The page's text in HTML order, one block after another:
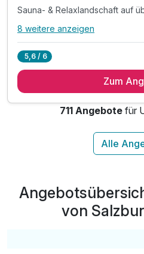
Sauna- & Relaxlandschaft auf
Alle Inklusivleistungen
4 x reichhaltiges Frühstück vom
Sauna- & Relaxlandschaft auf
24h Zugang zum Fitnessraum
Teilnahme an den
Gästekarte mit diversen
8 weitere anzeigen
5,6 / 6
Zum
711 Angebote für
von